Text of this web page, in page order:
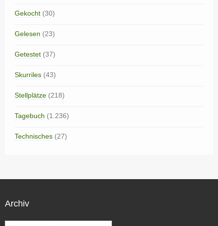
Gekocht (30)
Gelesen (23)
Getestet (37)
Skurriles (43)
Stellplätze (218)
Tagebuch (1.236)
Technisches (27)
Archiv